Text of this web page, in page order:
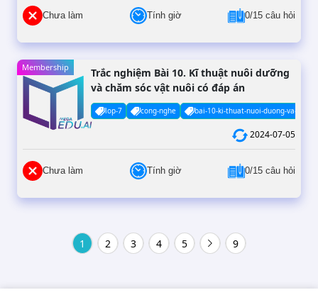
Chưa làm Tính giờ 0/15 câu hỏi
Membership
Trắc nghiệm Bài 10. Kĩ thuật nuôi dưỡng
và chăm sóc vật nuôi có đáp án
lop-7 cong-nghe bai-10-ki-thuat-nuoi-duong-va-
2024-07-05
Chưa làm Tính giờ 0/15 câu hỏi
1 2 3 4 5 9